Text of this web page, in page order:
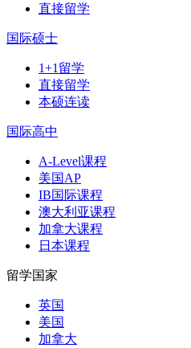
直接留学
国际硕士
1+1留学
直接留学
本硕连读
国际高中
A-Level课程
美国AP
IB国际课程
澳大利亚课程
加拿大课程
日本课程
留学国家
英国
美国
加拿大